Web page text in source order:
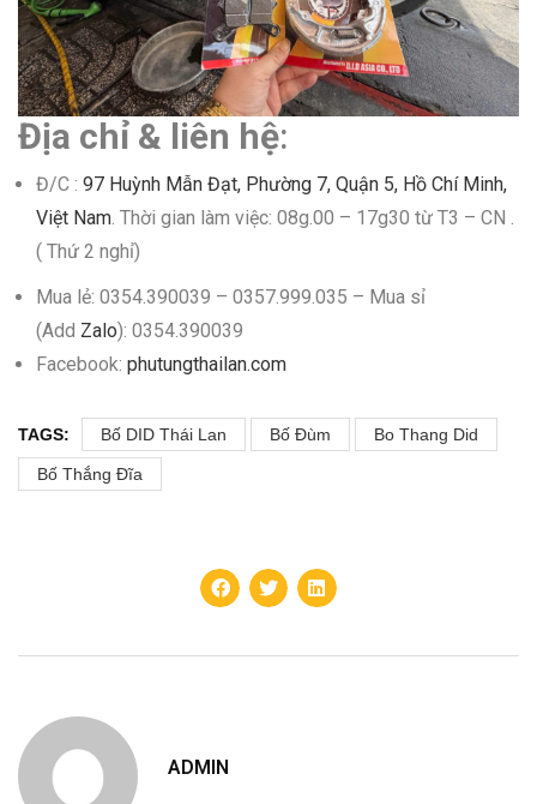
Địa chỉ & liên hệ:
Đ/C : 97 Huỳnh Mẫn Đạt, Phường 7, Quận 5, Hồ Chí Minh,
Việt Nam . Thời gian làm việc: 08g.00 – 17g30 từ T3 – CN .
( Thứ 2 nghỉ)
Mua lẻ: 0354.390039 – 0357.999.035 – Mua sỉ
(Add Zalo): 0354.390039
Facebook: phutungthailan.com
TAGS: Bố DID Thái Lan Bố Đùm Bo Thang Did
Bố Thắng Đĩa
ADMIN